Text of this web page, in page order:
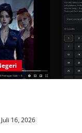
Juli 16, 2026